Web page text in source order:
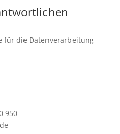
für die Datenverarbeitung
950